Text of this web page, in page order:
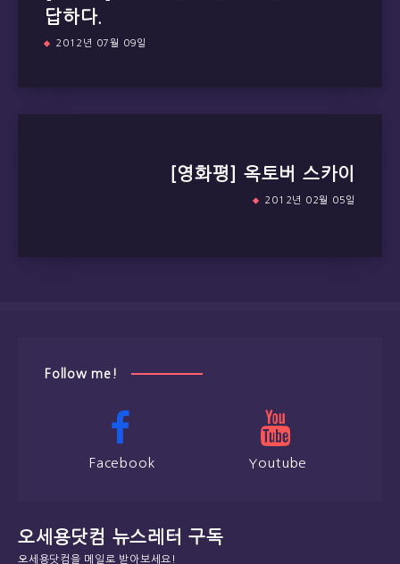
답하다.
2012년 07월 09일
[영화평] 옥토버 스카이
2012년 02월 05일
Follow me!
Facebook Youtube
오세용닷컴 뉴스레터 구독
오세용닷컴을 메일로 받아보세요!